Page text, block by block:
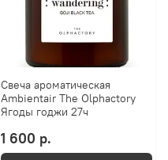
Свеча ароматическая
Ambientair The Olphactory
Ягоды годжи 27ч
1 600 р.